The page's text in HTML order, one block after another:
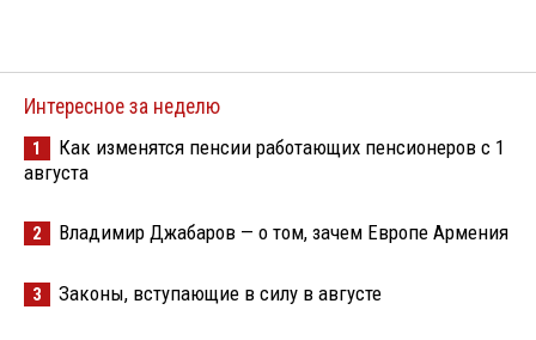
Интересное за неделю
1
Как изменятся пенсии работающих пенсионеров с 1
августа
2 Владимир Джабаров — о том, зачем Европе Армения
3 Законы, вступающие в силу в августе